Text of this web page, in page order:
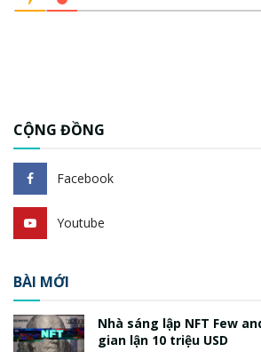
CỘNG ĐỒNG
Facebook
Youtube
BÀI MỚI
Nhà sáng lập NFT Few
gian lận 10 triệu USD